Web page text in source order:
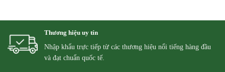
Thương hiệu uy tín
Nhập khẩu trực tiếp từ các thương hiệu nổi tiếng hàng đầu
và đạt chuẩn quốc tế.